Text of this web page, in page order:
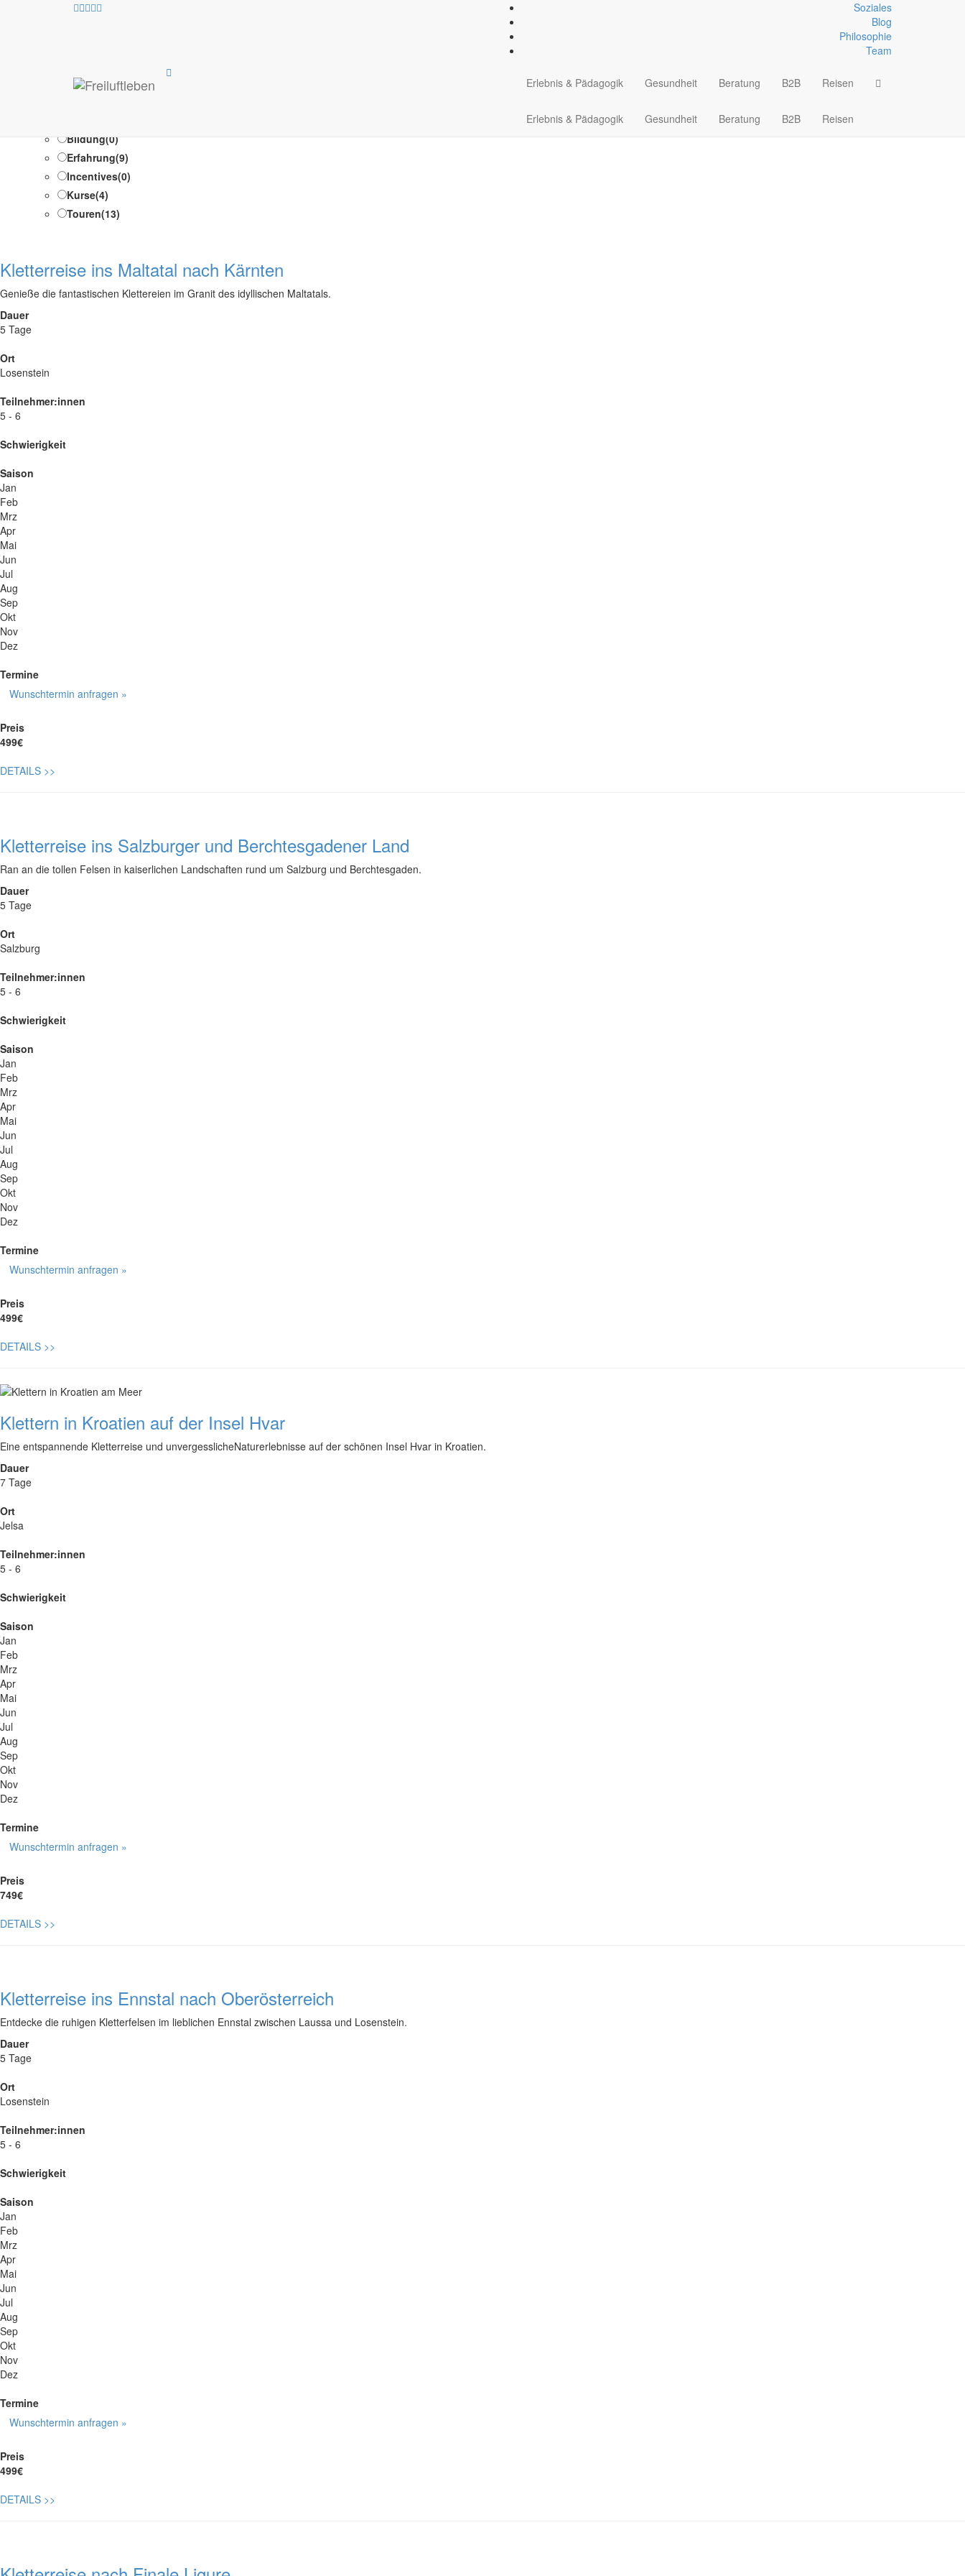
Soziales
Blog
Philosophie
Team
Erlebnis & Pädagogik Gesundheit Beratung B2B Reisen
Erlebnis & Pädagogik Gesundheit Beratung B2B Reisen
Technische Ausrüstung:
Test Suche /Test Suche
Bildung(0)
Erfahrung(9)
Incentives(0)
Kurse(4)
Touren(13)
Kletterreise ins Maltatal nach Kärnten
Genieße die fantastischen Klettereien im Granit des idyllischen Maltatals.
Dauer
5 Tage
Ort
Losenstein
Teilnehmer:innen
5 - 6
Schwierigkeit
Saison
Jan
Feb
Mrz
Apr
Mai
Jun
Jul
Aug
Sep
Okt
Nov
Dez
Termine
Wunschtermin anfragen »
Preis
499€
DETAILS >>
Kletterreise ins Salzburger und Berchtesgadener Land
Ran an die tollen Felsen in kaiserlichen Landschaften rund um Salzburg und Berchtesgaden.
Dauer
5 Tage
Ort
Salzburg
Teilnehmer:innen
5 - 6
Schwierigkeit
Saison
Jan
Feb
Mrz
Apr
Mai
Jun
Jul
Aug
Sep
Okt
Nov
Dez
Termine
Wunschtermin anfragen »
Preis
499€
DETAILS >>
Klettern in Kroatien auf der Insel Hvar
Eine entspannende Kletterreise und unvergesslicheNaturerlebnisse auf der schönen Insel Hvar in Kroatien.
Dauer
7 Tage
Ort
Jelsa
Teilnehmer:innen
5 - 6
Schwierigkeit
Saison
Jan
Feb
Mrz
Apr
Mai
Jun
Jul
Aug
Sep
Okt
Nov
Dez
Termine
Wunschtermin anfragen »
Preis
749€
DETAILS >>
Kletterreise ins Ennstal nach Oberösterreich
Entdecke die ruhigen Kletterfelsen im lieblichen Ennstal zwischen Laussa und Losenstein.
Dauer
5 Tage
Ort
Losenstein
Teilnehmer:innen
5 - 6
Schwierigkeit
Saison
Jan
Feb
Mrz
Apr
Mai
Jun
Jul
Aug
Sep
Okt
Nov
Dez
Termine
Wunschtermin anfragen »
Preis
499€
DETAILS >>